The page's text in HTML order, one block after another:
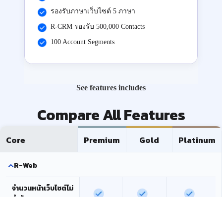
รองรับภาษาเว็บไซต์ 5 ภาษา
R-CRM รองรับ 500,000 Contacts
100 Account Segments
See features includes
Compare All Features
Core Premium Gold Platinum
R-Web
จำนวนหน้าเว็บไซต์ไม่